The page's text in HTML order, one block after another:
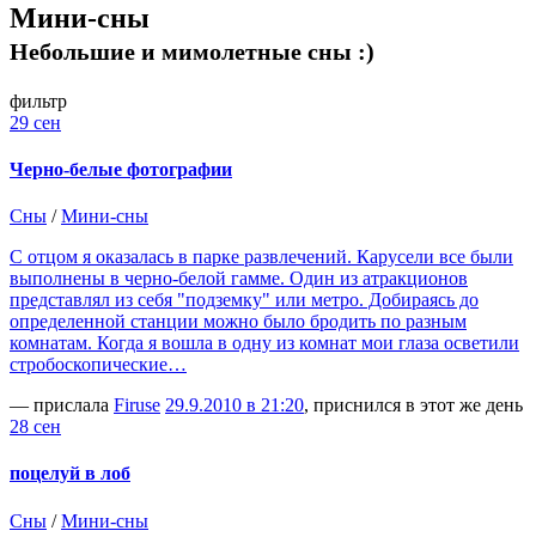
Мини-сны
Небольшие и мимолетные сны :)
фильтр
29 сен
Черно-белые фотографии
Сны /Мини-сны
С отцом я оказалась в парке развлечений. Карусели все были
выполнены в черно-белой гамме. Один из атракционов
представлял из себя "подземку" или метро. Добираясь до
определенной станции можно было бродить по разным
комнатам. Когда я вошла в одну из комнат мои глаза осветили
стробоскопические…
— прислала Firuse 29.9.2010 в 21:20, приснился в этот же день
28 сен
поцелуй в лоб
Сны /Мини-сны